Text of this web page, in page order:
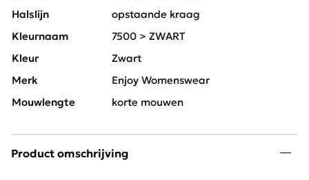
Halslijn
opstaande kraag
Kleurnaam
7500 > ZWART
Kleur
Zwart
Merk
Enjoy Womenswear
Mouwlengte
korte mouwen
Product omschrijving